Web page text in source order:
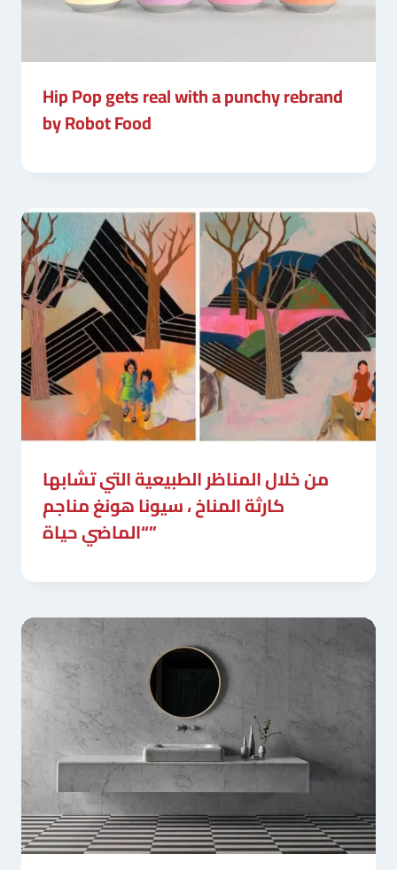
Hip Pop gets real with a punchy rebrand
by Robot Food
من خلال المناظر الطبيعية التي تشابها
كارثة المناخ ، سيونا هونغ مناجم
“الماضي حياة”